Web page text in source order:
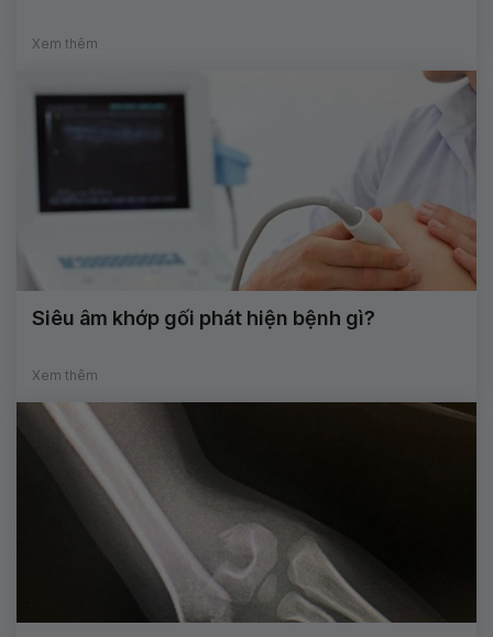
Xem thêm
Siêu âm khớp gối phát hiện bệnh gì?
Xem thêm